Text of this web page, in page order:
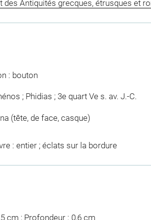
des Antiquités grecques, étrusques et
: bouton
; Phidias ; 3e quart Ve s. av. J.-C.
(tête, de face, casque)
: entier ; éclats sur la bordure
cm ; Profondeur : 0,6 cm